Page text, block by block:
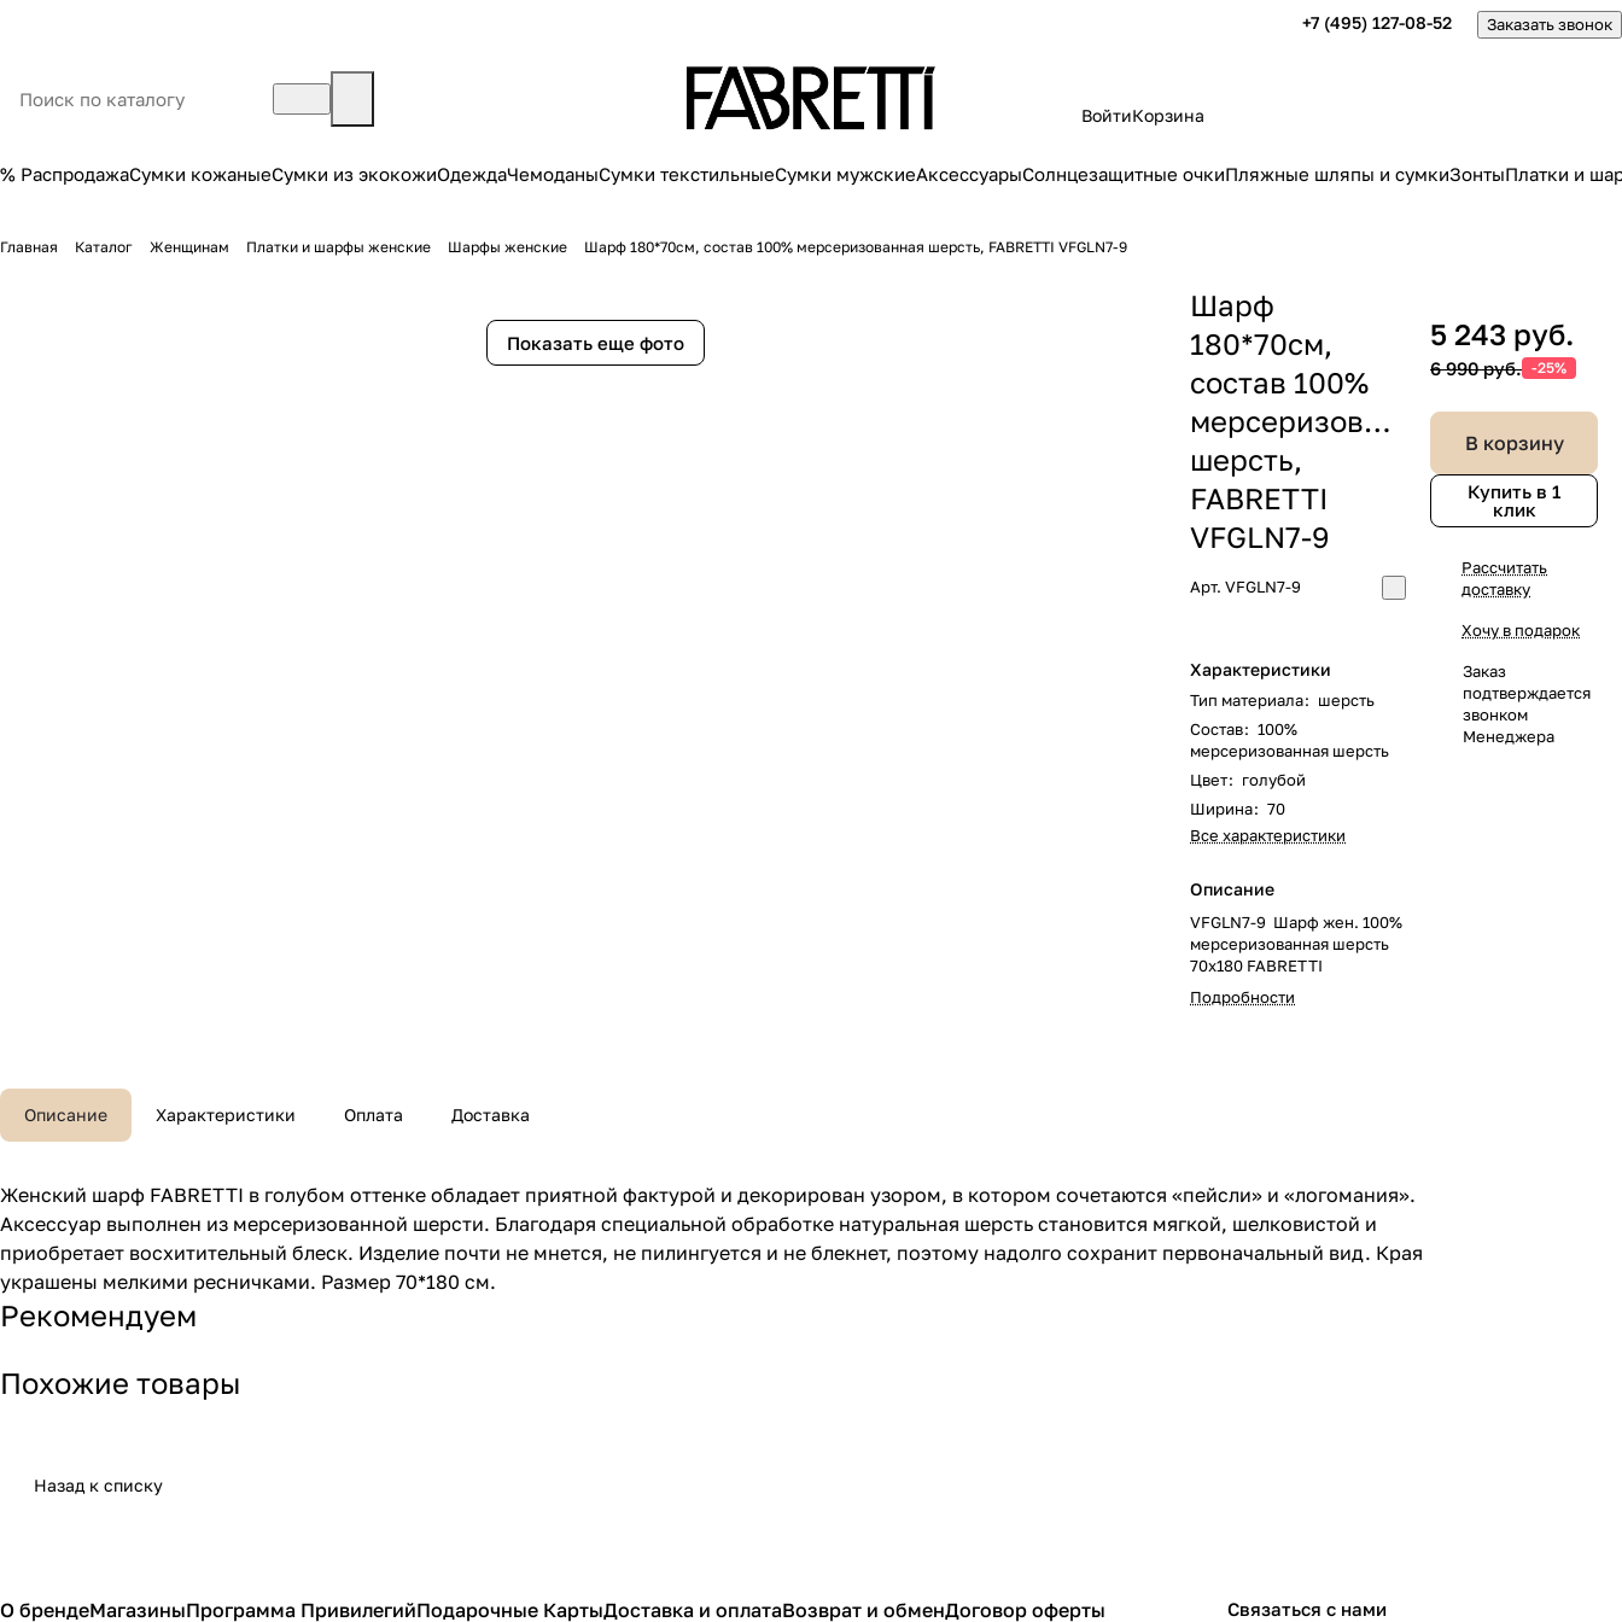
+7 (495) 127-08-52 Заказать звонок
ВойтиКорзина
% РаспродажаСумки кожаныеСумки из экокожиОдеждаЧемоданыСумки текстильныеСумки мужскиеАксессуарыСолнцезащитные очкиПляжные шляпы и сумкиЗонтыПлатки и
Главная Каталог Женщинам Платки и шарфы женские Шарфы женские Шарф 180*70см, состав 100% мерсеризованная шерсть, FABRETTI VFGLN7-9
Показать еще фото
Шарф
180*70см,
состав 100%
мерсеризованная
шерсть,
FABRETTI
VFGLN7-9
Арт. VFGLN7-9
Характеристики
Тип материала: шерсть
Состав: 100%
мерсеризованная шерсть
Цвет: голубой
Ширина: 70
Все характеристики
Описание
VFGLN7-9 Шарф жен. 100%
мерсеризованная шерсть
70x180 FABRETTI
Подробности
5 243 руб.
6 990 руб. -25%
В корзину
Купить в 1
клик
Рассчитать
доставку
Хочу в подарок
Заказ
подтверждается
звонком
Менеджера
Описание Характеристики Оплата Доставка
Женский шарф FABRETTI в голубом оттенке обладает приятной фактурой и декорирован узором, в котором сочетаются «пейсли» и «логомания».
Аксессуар выполнен из мерсеризованной шерсти. Благодаря специальной обработке натуральная шерсть становится мягкой, шелковистой и
приобретает восхитительный блеск. Изделие почти не мнется, не пилингуется и не блекнет, поэтому надолго сохранит первоначальный вид. Края
украшены мелкими ресничками. Размер 70*180 см.
Рекомендуем
Похожие товары
Назад к списку
О брендеМагазиныПрограмма ПривилегийПодарочные КартыДоставка и оплатаВозврат и обменДоговор оферты Связаться с нами